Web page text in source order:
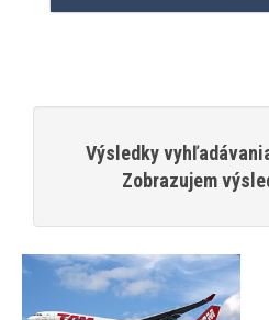
Výsledky
Zobrazujem